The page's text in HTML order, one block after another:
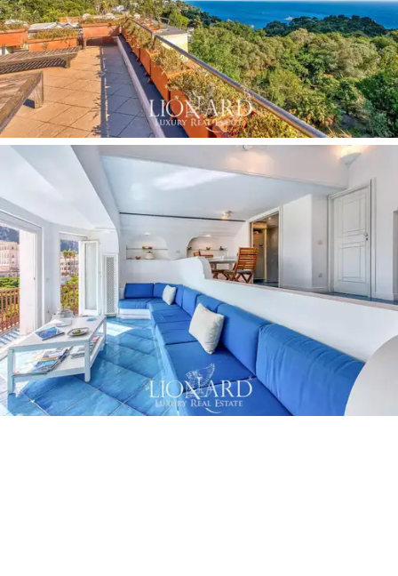
elevado se encuentran el comedor y la cocina, dotados
de todas las comodidades,incluido un montacargas
que llega directamente a la terraza,perfecto para
organizar cómodas comidas y cenas bajo las estrellas.
La zona de noche incluye tres dormitorios, dos de ellos
con baño en suite y uno con baño externo. Una cómoda
escalera conduce a laterraza de 80 m2
a nivel de la
azotea, desde donde se puede disfrutar de una vista
inigualable de la isla.
Esta propiedad representa una oportunidad única para
quienes desean vivir en un
ambiente lujoso y
confortable en el corazón de una de las islas más
bellas del mundo sin renunciar a la tranquilidad y la
privacidad. La proximidad a los principales atractivos
culturales y naturales de la isla, combinada con la
calidad de vida en Capri, hace que la compra de esta
propiedad sea una elección de calidad y gran valor.